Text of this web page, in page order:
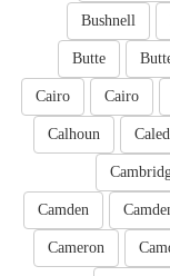
Bushnell
Butte
Cairo
Cairo
Calhoun
Camden
Cameron